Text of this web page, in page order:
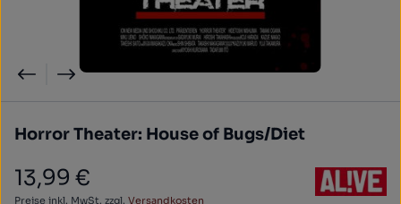
Horror Theater: House of Bugs/Diet
Regulärer Preis:
13,99 €
Preise inkl. MwSt. zzgl. Versandkosten